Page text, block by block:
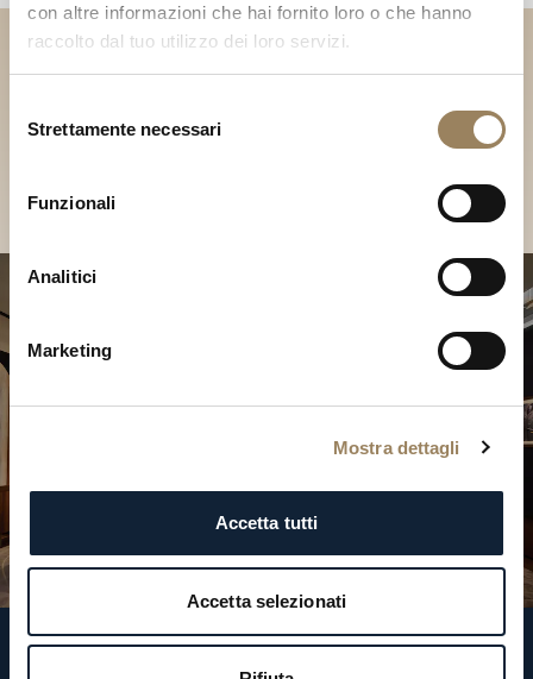
con altre informazioni che hai fornito loro o che hanno
raccolto dal tuo utilizzo dei loro servizi.
delStrettamente necessari
Funzionali
Analitici
Marketing
Mostra dettagli
Accetta tutti
Accetta selezionati
Scopri le nostre collezioni in
Boutique